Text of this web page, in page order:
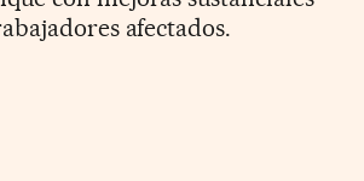
afectados.